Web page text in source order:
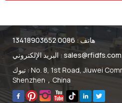
هاتف : 0086 13418903652
البريد الإلكتروني : sales@rfidfs.com
تبوك : No. 8, 1st Road, Jiuwei Community, Bao'an District,
Shenzhen，China